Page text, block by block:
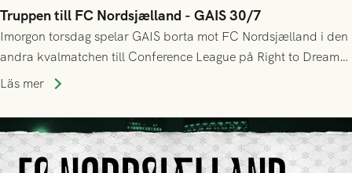
Truppen till FC Nordsjælland - GAIS 30/7
Imorgon torsdag spelar GAIS borta mot FC Nordsjælland i den
andra kvalmatchen till Conference League på Right to Dream
Park! Fredrik Holmberg och ledarstaben har tagit ut följande
Läs mer